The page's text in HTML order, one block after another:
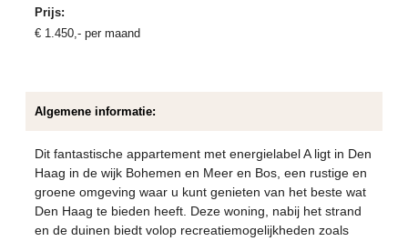
Prijs:
€ 1.450,- per maand
Algemene informatie:
Dit fantastische appartement met energielabel A ligt in Den
Haag in de wijk Bohemen en Meer en Bos, een rustige en
groene omgeving waar u kunt genieten van het beste wat
Den Haag te bieden heeft. Deze woning, nabij het strand
en de duinen biedt volop recreatiemogelijkheden zoals